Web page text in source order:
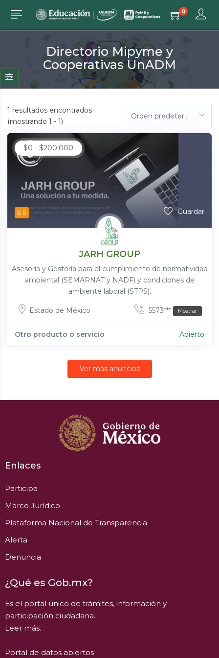
0
Directorio Mipyme y
Cooperativas UnADM
1 resultados encontrados
(mostrando 1 - 1)
Orden predeterminada
$0 - $200,000
5.0 Guardar
JARH GROUP
Asesoría y Gestoría para el cumplimiento de normatividad
ambiental (SEMARNAT y NADF) y condiciones de
ambiente laboral (STPS).
Estado de México 5573*** Mostrar
Otro producto o servicio Abierto
Ver más anuncios
Enlaces
Participa
Marco Jurídico
Plataforma Nacional de Transparencia
Alerta
Denuncia
¿Qué es Gob.mx?
Es el portal único de trámites, información y
participación ciudadana.
Leer más.
Portal de datos abiertos